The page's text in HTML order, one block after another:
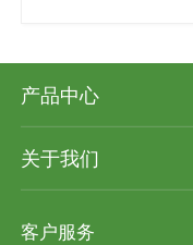
产品中心
关于我们
客户服务